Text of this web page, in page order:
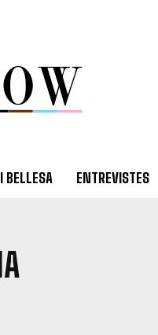
BELLESA ENTREVISTES